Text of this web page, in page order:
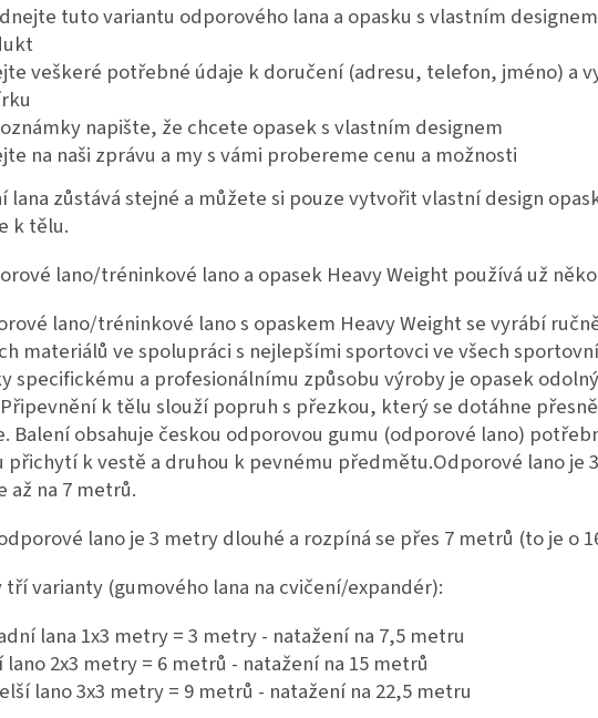
tuto variantu odporového lana a opasku s vlastním
veškeré potřebné údaje k doručení (adresu, telefon, jméno) a
napište, že chcete opasek s vlastním designem
na naši zprávu a my s vámi probereme cenu a možnosti
lana zůstává stejné a můžete si pouze vytvořit vlastní design
k tělu.
lano/tréninkové lano a opasek Heavy Weight používá už
lano/tréninkové lano s opaskem Heavy Weight se vyrábí
materiálů ve spolupráci s nejlepšími sportovci ve všech
specifickému a profesionálnímu způsobu výroby je opasek
k tělu slouží popruh s přezkou, který se dotáhne
Balení obsahuje českou odporovou gumu (odporové lano)
přichytí k vestě a druhou k pevnému předmětu.Odporové lano je
až na 7 metrů.
lano je 3 metry dlouhé a rozpíná se přes 7 metrů (to je o
tří varianty (gumového lana na cvičení/expandér):
lana 1x3 metry = 3 metry - natažení na 7,5 metru
lano 2x3 metry = 6 metrů - natažení na 15 metrů
lano 3x3 metry = 9 metrů - natažení na 22,5 metru